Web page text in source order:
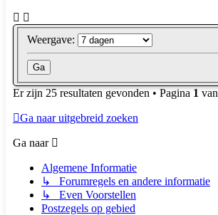
Weergave:
Er zijn 25 resultaten gevonden • Pagina 1 van
Ga naar uitgebreid zoeken
Ga naar
Algemene Informatie
↳ Forumregels en andere informatie
↳ Even Voorstellen
Postzegels op gebied